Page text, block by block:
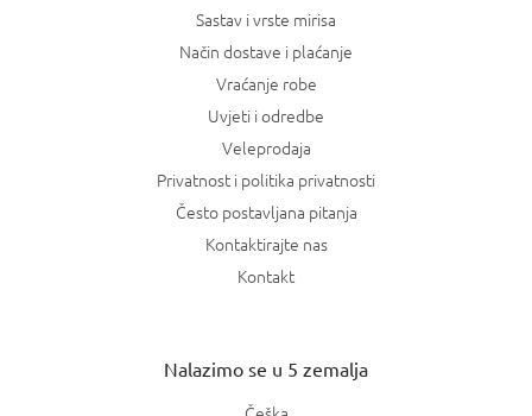
Sastav i vrste mirisa
Način dostave i plaćanje
Vraćanje robe
Uvjeti i odredbe
Veleprodaja
Privatnost i politika privatnosti
Često postavljana pitanja
Kontaktirajte nas
Kontakt
Nalazimo se u 5 zemalja